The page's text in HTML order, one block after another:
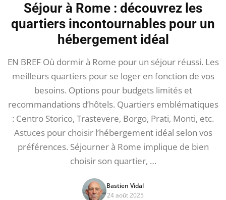
Séjour à Rome : découvrez les
quartiers incontournables pour un
hébergement idéal
EN BREF Où dormir à Rome pour un séjour réussi. Les
meilleurs quartiers pour se loger en fonction de vos
besoins. Options pour budgets limités et
recommandations d’hôtels. Quartiers emblématiques
: Centro Storico, Trastevere, Borgo, Prati, Monti, etc.
Astuces pour choisir l’hébergement idéal selon vos
préférences. Séjourner à Rome implique de bien
choisir son quartier, …
Bastien Vidal
24 août 2025